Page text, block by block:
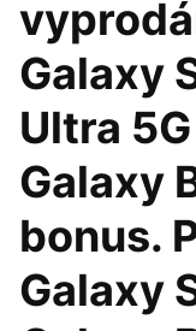
Galaxy
Ultra
Galaxy
bonus.
Galaxy